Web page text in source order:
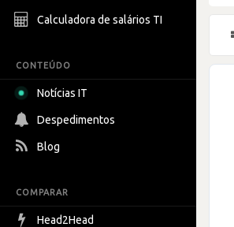
Calculadora de salários TI
CONTEÚDO
Notícias IT
Despedimentos
Blog
COMPARAR
Head2Head